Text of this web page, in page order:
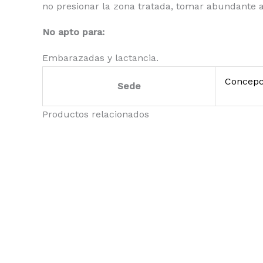
no presionar la zona tratada, tomar abundante
No apto para:
Embarazadas y lactancia.
Sede
Productos relacionados